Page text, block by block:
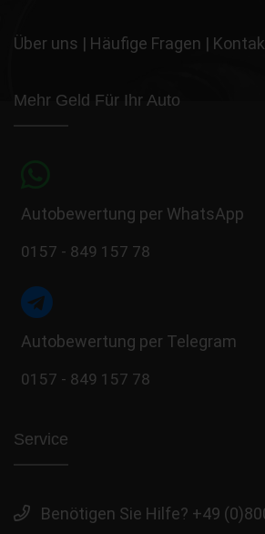
Über uns | Häufige Fragen |
Mehr Geld Für Ihr Auto
Autobewertung per WhatsApp
0157 - 849 157 78
Autobewertung per Telegram
0157 - 849 157 78
Service
Benötigen Sie Hilfe? +49